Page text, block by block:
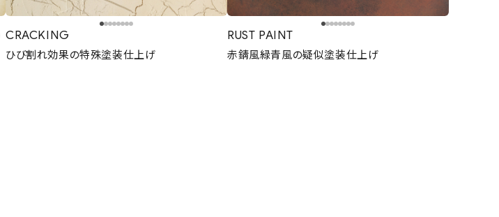
CRACKING
ひび割れ効果の特殊塗装仕上げ
RUST PAINT
赤錆風緑青風の疑似塗装仕上げ